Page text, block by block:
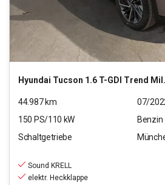
Hyundai Tucson 1.6 T-GDI Trend Mild-Hybrid
44.987km
07/
150 PS/110 kW
Benzin
Schaltgetriebe
Sound KRELL
elektr. Heckklappe